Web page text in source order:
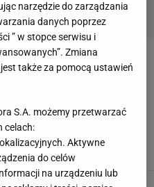
Beyonce
Już wiemy, czemu
piękną sylwetkę. Jej dieta
PR
narzędzie do zarządzania
danych poprzez
” w stopce serwisu i
Zmiana
także za pomocą ustawień
S.A. możemy przetwarzać
celach:
Aktywne
do celów
na urządzeniu lub